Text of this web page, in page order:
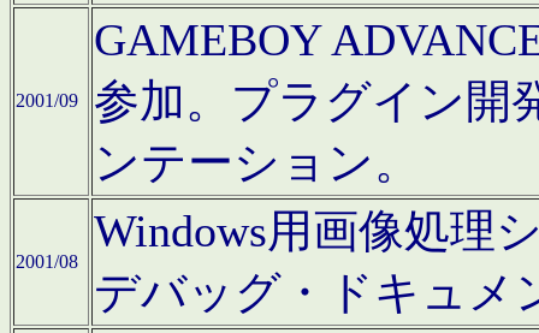
2001/09
GAMEBOY
参加。プラグイン開
ンテーション。
2001/08
Windows用画像処理
デバッグ・ドキュメ